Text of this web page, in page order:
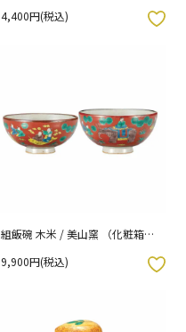
4,400円(税込)
組飯碗 木米 / 美山窯 （化粧箱入
9,900円(税込)